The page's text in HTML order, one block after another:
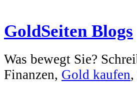
GoldSeiten Blogs
Was bewegt Sie?
Finanzen, Gold kaufen